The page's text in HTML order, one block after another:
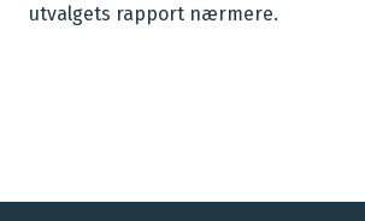
utvalgets rapport nærmere.